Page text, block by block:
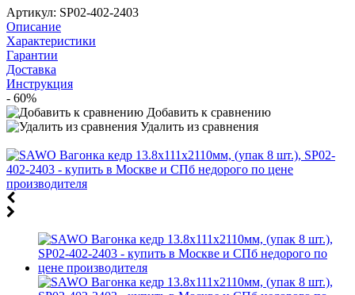
Артикул: SP02-402-2403
Описание
Характеристики
Гарантии
Доставка
Инструкция
- 60%
Добавить к сравнению
Удалить из сравнения